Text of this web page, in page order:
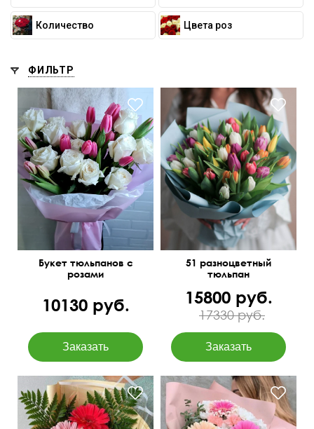
Количество Цвета роз
ФИЛЬТР
50 см 40 см
Букет тюльпанов с
розами
10130 руб.
45 см 45 см
51 разноцветный
тюльпан
15800 руб.
17330 руб.